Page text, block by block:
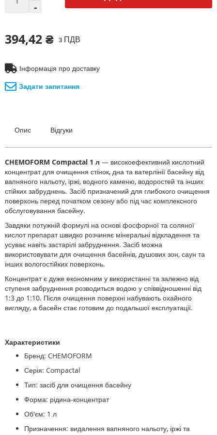
394,42 ₴ з ПДВ
Інформація про доставку
Задати запитання
Опис Відгуки
CHEMOFORM Compactal 1 л — високоефективний кислотний
концентрат для очищення стінок, дна та ватерлінії басейну від
вапняного нальоту, іржі, водного каменю, водоростей та інших
стійких забруднень. Засіб призначений для глибокого очищення
поверхонь перед початком сезону або під час комплексного
обслуговування басейну.
Завдяки потужній формулі на основі фосфорної та соляної
кислот препарат швидко розчиняє мінеральні відкладення та
усуває навіть застарілі забруднення. Засіб можна
використовувати для очищення басейнів, душових зон, саун та
інших вологостійких поверхонь.
Концентрат є дуже економним у використанні та залежно від
ступеня забруднення розводиться водою у співвідношенні від
1:3 до 1:10. Після очищення поверхні набувають охайного
вигляду, а басейн стає готовим до подальшої експлуатації.
Характеристики
Бренд: CHEMOFORM
Серія: Compactal
Тип: засіб для очищення басейну
Форма: рідина-концентрат
Об'єм: 1 л
Призначення: видалення вапняного нальоту, іржі та